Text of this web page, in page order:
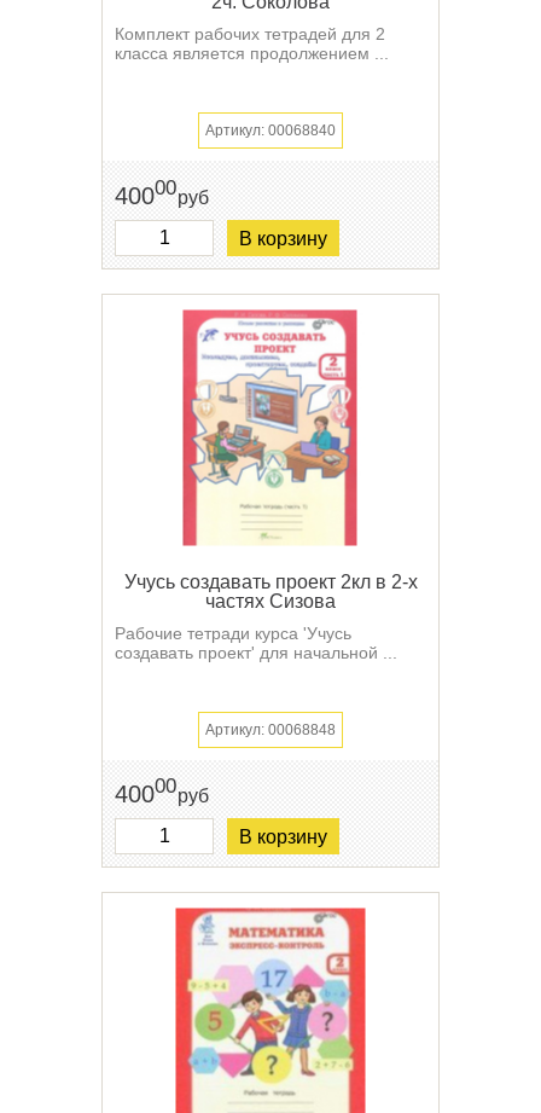
Комплект рабочих тетрадей для 2
класса является продолжением ...
Артикул: 00068840
40000руб
В корзину
Учусь создавать проект 2кл в 2-х
частях Сизова
Рабочие тетради курса 'Учусь
создавать проект' для начальной ...
Артикул: 00068848
40000руб
В корзину